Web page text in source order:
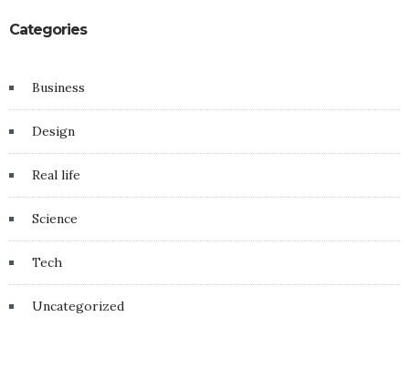
Categories
Business
Design
Real life
Science
Tech
Uncategorized